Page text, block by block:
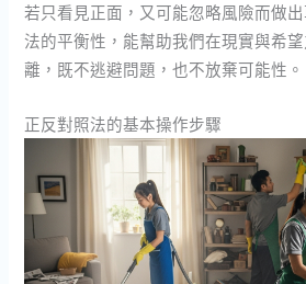
若只看見正面，又可能忽略風險而做
法的平衡性，能幫助我們在現實與希
離，既不逃避問題，也不放棄可能性。
正反對照法的基本操作步驟